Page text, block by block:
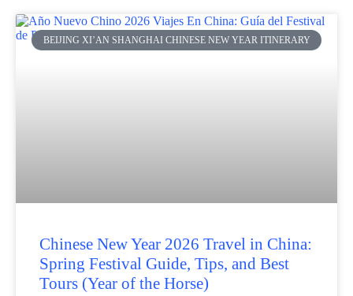
BEIJING XI’AN SHANGHAI CHINESE NEW YEAR ITINERARY
Chinese New Year 2026 Travel in China:
Spring Festival Guide, Tips, and Best
Tours (Year of the Horse)